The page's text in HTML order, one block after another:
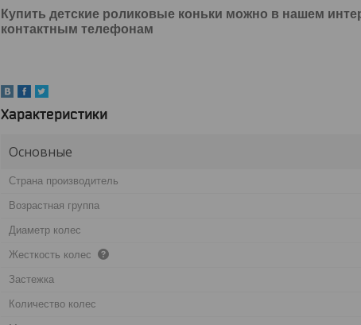
Купить детские роликовые коньки можно в нашем
контактным телефонам
Характеристики
Основные
Страна производитель
Возрастная группа
Диаметр колес
Жесткость колес
Застежка
Количество колес